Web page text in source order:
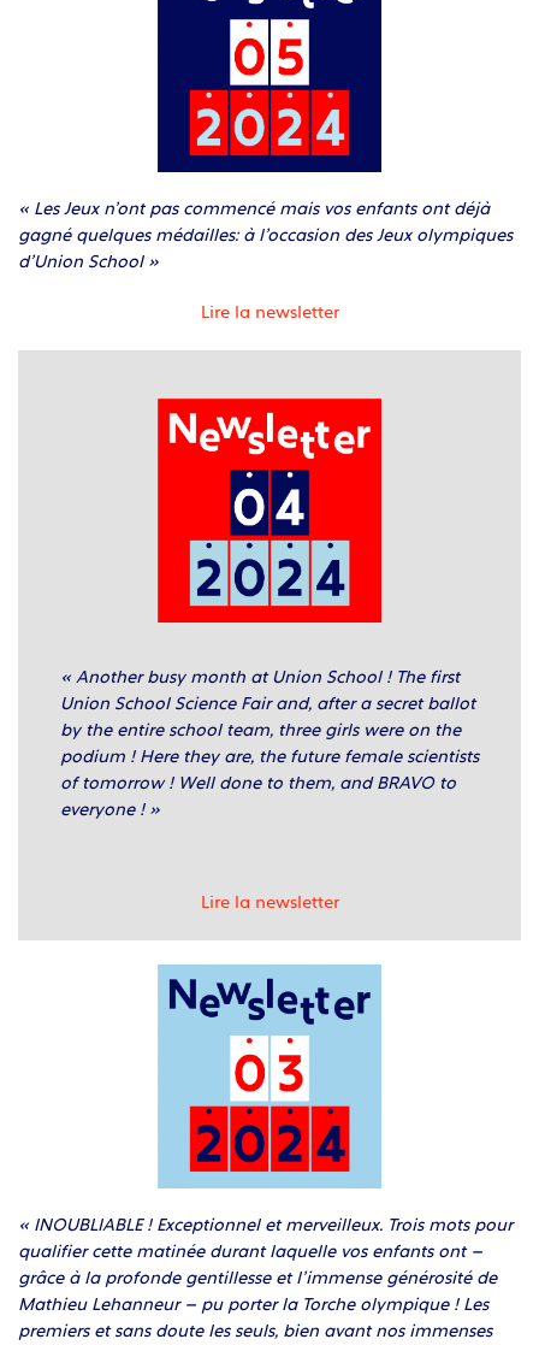
« Les Jeux n’ont pas commencé mais vos enfants ont déjà
gagné quelques médailles: à l’occasion des Jeux olympiques
d’Union School »
Lire la newsletter
« Another busy month at Union School ! The first
Union School Science Fair and, after a secret ballot
by the entire school team, three girls were on the
podium ! Here they are, the future female scientists
of tomorrow ! Well done to them, and BRAVO to
everyone ! »
Lire la newsletter
« INOUBLIABLE ! Exceptionnel et merveilleux. Trois mots pour
qualifier cette matinée durant laquelle vos enfants ont –
grâce à la profonde gentillesse et l’immense générosité de
Mathieu Lehanneur – pu porter la Torche olympique ! Les
premiers et sans doute les seuls, bien avant nos immenses